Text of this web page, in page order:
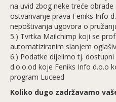
na uvid zbog neke treće
ostvarivanje prava Feniks Info
nepoštivanja ugovora o
5.) Tvrtka Mailchimp koji se
automatiziranim slanjem
6.) Podatke dijelimo tj.
d.o.o.od koje Feniks Info d.o.o
program Luceed
Koliko dugo zadržavamo